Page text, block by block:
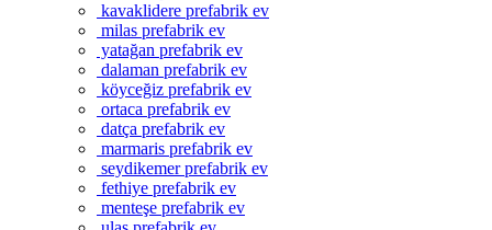
kavaklidere prefabrik ev
milas prefabrik ev
yatağan prefabrik ev
dalaman prefabrik ev
köyceğiz prefabrik ev
ortaca prefabrik ev
datça prefabrik ev
marmaris prefabrik ev
seydikemer prefabrik ev
fethiye prefabrik ev
menteşe prefabrik ev